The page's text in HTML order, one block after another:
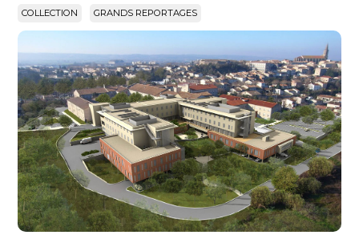
COLLECTION GRANDS REPORTAGES